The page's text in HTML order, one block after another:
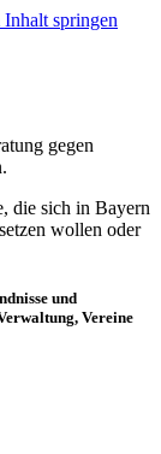
springen
die sich in Bayern
wollen oder
und
Vereine